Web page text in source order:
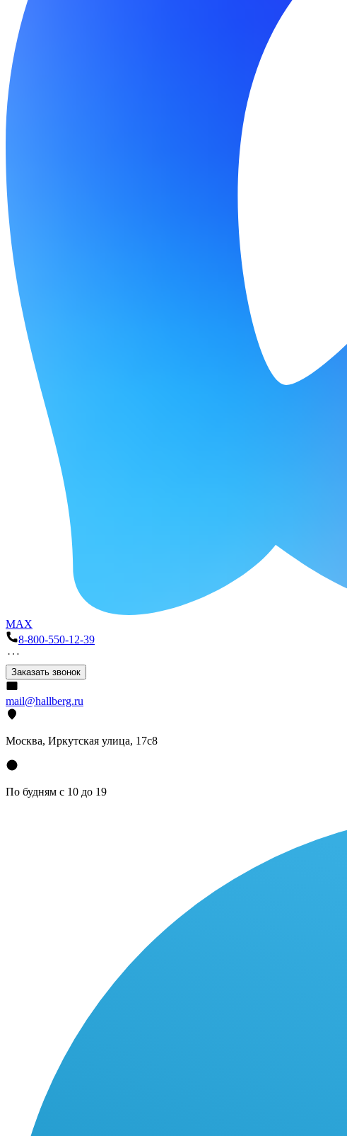
MAX
8-800-550-12-39
Заказать звонок
mail@hallberg.ru
Москва, Иркутская улица, 17с8
По будням с 10 до 19